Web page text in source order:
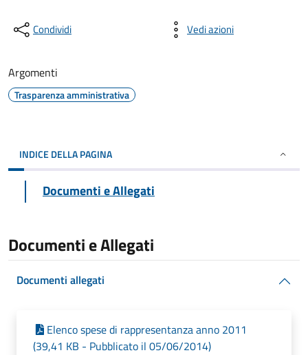
Condividi Vedi azioni
Argomenti
Trasparenza amministrativa
INDICE DELLA PAGINA
Documenti e Allegati
Documenti e Allegati
Documenti allegati
Elenco spese di rappresentanza anno 2011
(39,41 KB - Pubblicato il 05/06/2014)